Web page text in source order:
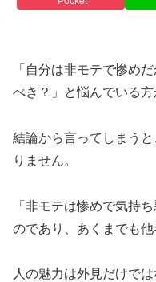
「自分は非モテで惨め
べき？」と悩んでいる方
結論から言ってしまう
りません。
「非モテは惨めで気持
のであり、あくまでも他
人の魅力は外見だけで